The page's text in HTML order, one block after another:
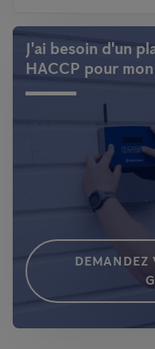
J'ai besoin d'un
HACCP pour
DEMANDEZ